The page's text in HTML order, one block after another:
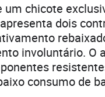
um chicote
dois
involuntário. O
consumo de